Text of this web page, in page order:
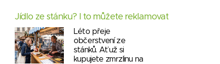
Jídlo ze stánku? I to můžete reklamovat
Léto přeje
občerstvení ze
stánků. Ať už si
kupujete zmrzlinu na